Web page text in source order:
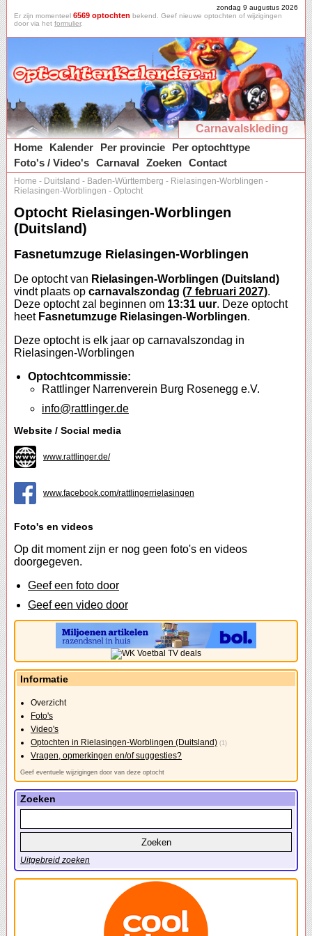
zondag 9 augustus 2026
Er zijn momenteel 6569 optochten bekend. Geef nieuwe optochten of wijzigingen
door via het formulier.
Carnavalskleding
Home
Kalender Per provincie
Per optochttype
Foto's / Video's Carnaval Zoeken Contact
Home - Duitsland - Baden-Württemberg - Rielasingen-Worblingen -
Rielasingen-Worblingen - Optocht
Optocht Rielasingen-Worblingen
(Duitsland)
Fasnetumzuge Rielasingen-Worblingen
De optocht van Rielasingen-Worblingen (Duitsland)
vindt plaats op carnavalszondag (7 februari 2027).
Deze optocht zal beginnen om 13:31 uur. Deze optocht
heet Fasnetumzuge Rielasingen-Worblingen.
Deze optocht is elk jaar op carnavalszondag in
Rielasingen-Worblingen
Optochtcommissie:
Rattlinger Narrenverein Burg Rosenegg e.V.
info@rattlinger.de
Website / Social media
www.rattlinger.de/
www.facebook.com/rattlingerrielasingen
Foto's en videos
Op dit moment zijn er nog geen foto's en videos
doorgegeven.
Geef een foto door
Geef een video door
Informatie
Overzicht
Foto's
Video's
Optochten in Rielasingen-Worblingen (Duitsland) (1)
Vragen, opmerkingen en/of suggesties?
Geef eventuele wijzigingen door van deze optocht
Zoeken
Uitgebreid zoeken